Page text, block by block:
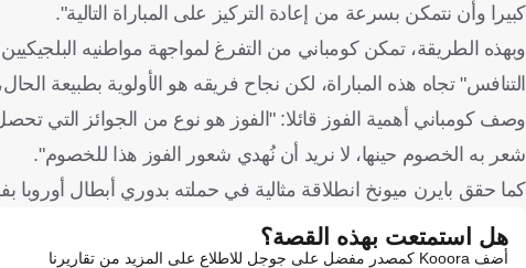
كبيرا وأن نتمكن بسرعة من إعادة التركيز على المباراة التالية".
وبهذه الطريقة، تمكن كومباني من التفرغ لمواجهة مواطنيه
التنافس" تجاه هذه المباراة، لكن نجاح فريقه هو الأولوية بطبيعة
وصف كومباني أهمية الفوز قائلا: "الفوز هو نوع من الجوائز التي تحصل
شعر به الخصوم حينها، لا نريد أن نُهدي شعور الفوز هذا للخصوم".
كما حقق بايرن ميونخ انطلاقة مثالية في حملته بدوري أبطال
هل استمتعت بهذه القصة؟
أضف Kooora كمصدر مفضل على جوجل للاطلاع على المزيد من تقاريرنا